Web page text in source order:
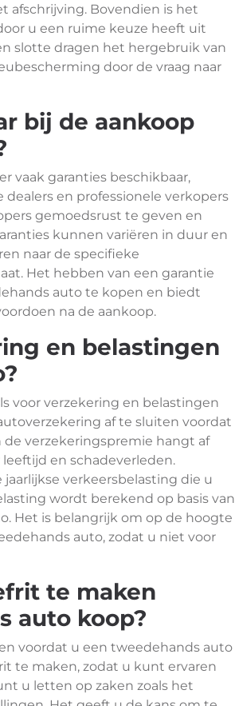
afschrijving. Bovendien is het
u een ruime keuze heeft uit
slotte dragen het hergebruik van
door de vraag naar
bij de aankoop
vaak garanties beschikbaar,
en professionele verkopers
gemoedsrust te geven en
kunnen variëren in duur en
naar de specifieke
Het hebben van een garantie
auto te kopen en biedt
na de aankoop.
en belastingen
voor verzekering en belastingen
af te sluiten voordat
verzekeringspremie hangt af
en schadeverleden.
verkeersbelasting die u
wordt berekend op basis van
Het is belangrijk om op de hoogte
auto, zodat u niet voor
te maken
auto koop?
voordat u een tweedehands auto
te maken, zodat u kunt ervaren
u letten op zaken zoals het